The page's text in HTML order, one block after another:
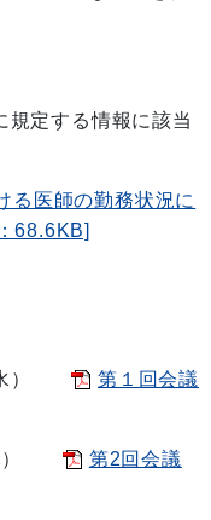
規定する情報に該当
る医師の勤務状況に
68.6KB]
水）
第１回会議
）
第2回会議